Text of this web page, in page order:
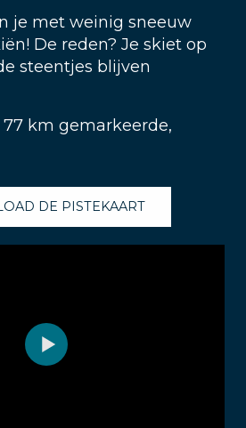
je met weinig sneeuw
De reden? Je skiet op
steentjes blijven
km gemarkeerde,
DE PISTEKAART